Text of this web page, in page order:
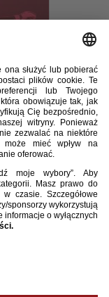
WŁOCHY.pdf